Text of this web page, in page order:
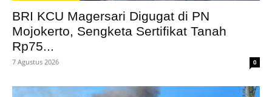
BRI KCU Magersari Digugat di PN
Mojokerto, Sengketa Sertifikat Tanah
Rp75...
7 Agustus 2026 0